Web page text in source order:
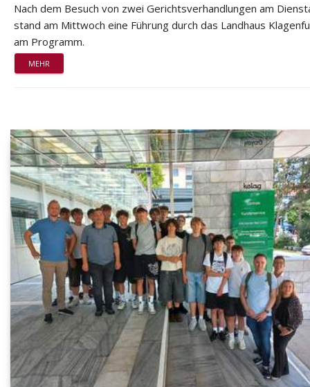
Nach dem Besuch von zwei Gerichtsverhandlungen am
stand am Mittwoch eine Führung durch das Landhaus
am Programm.
MEHR